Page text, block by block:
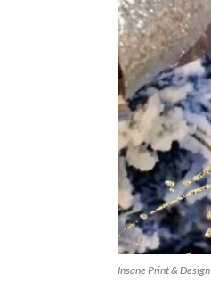
Insane Print & Design